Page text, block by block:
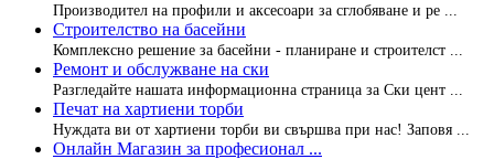
Производител на профили и аксесоари за сглобяване и ре ...
Строителство на басейни
Комплексно решение за басейни - планиране и строителст ...
Ремонт и обслужване на ски
Разгледайте нашата информационна страница за Ски цент ...
Печат на хартиени торби
Нуждата ви от хартиени торби ви свършва при нас! Заповя ...
Онлайн Магазин за професионал ...